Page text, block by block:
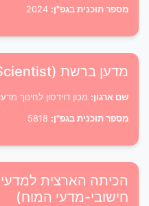
מספר תוכנית בגפ"ן:
מדען ברשת (iScientist)
שם ארגון: מכון דוידסון לחינוך
מספר תוכנית בגפ"ן:
הכיתה הארצית
חישובי-מדעי המוח)